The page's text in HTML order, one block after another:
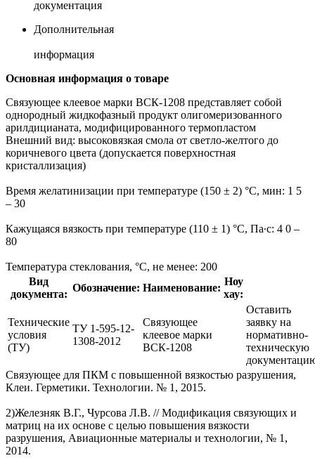
документация
Дополнительная
информация
Основная информация о товаре
Связующее клеевое марки ВСК-1208 представляет собой
однородный жидкофазный продукт олигомеризованного
арилдицианата, модифицированного термопластом
Внешний вид: высоковязкая смола от светло-желтого до
коричневого цвета (допускается поверхностная
кристаллизация)
Время желатинизации при температуре (150 ± 2) °С, мин: 1 5
– 30
Кажущаяся вязкость при температуре (110 ± 1) °С, Па∙с: 4 0 –
80
Температура стеклования, °С, не менее: 200
Вид
документа:
Обозначение: Наименование:
Ноу
хау:
Технические
условия
(ТУ)
ТУ 1-595-12-
1308-2012
Связующее
клеевое марки
ВСК-1208
Оставить
заявку на
нормативно-
техническую
Связующее для ПКМ с повышенной вязкостью разрушения,
Клеи. Герметики. Технологии. № 1, 2015.
2)Железняк В.Г., Чурсова Л.В. // Модификация связующих и
матриц на их основе с целью повышения вязкости
разрушения, Авиационные материалы и технологии, № 1,
2014.